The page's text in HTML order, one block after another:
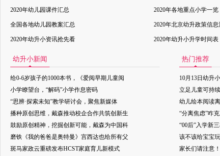
2020年幼儿园课件汇总 2020年各地重点小学一览
全国各地幼儿园教案汇总 2020年北京幼升政策信息
2020年幼升小资讯抢先看 2020年幼升小升学时间表
幼升小新闻
给0-6岁孩子的1000本书，《爱阅早期儿童阅
小学瞭望台，“解码”小学作息密码
“思辨·探索未知”教学研讨会，聚焦新媒体
播种原创思维，戴森推动校企合作共筑创新生
鼓励原创精神，挖掘创新可能，戴森为中国科
磨铁《我的爸爸是奥特曼》宫西达也给所有父
斑马家政云重磅发布HCST家庭育儿新模式
热门推荐
10月13日幼升
立足儿童可持
幼儿绘本阅读
“分离焦虑”咋
“00后”入学新
该不该给宝宝
家长们请注意